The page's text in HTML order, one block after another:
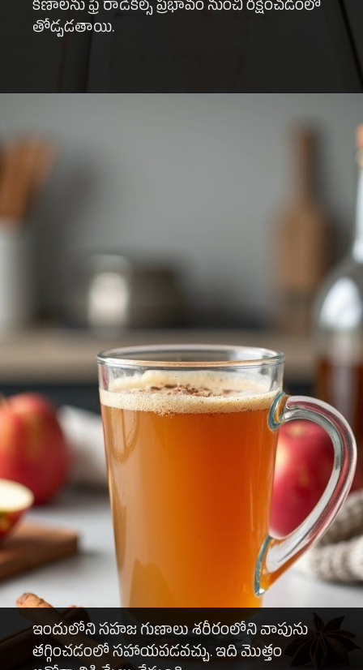
కణాలను ఫ్రీ రాడికల్స్‌ ప్రభావం నుంచి రక్షించడంలో
తోడ్పడతాయి.
ఇందులోని సహజ గుణాలు శరీరంలోని వాపును
తగ్గించడంలో సహాయపడవచ్చు. ఇది మొత్తం